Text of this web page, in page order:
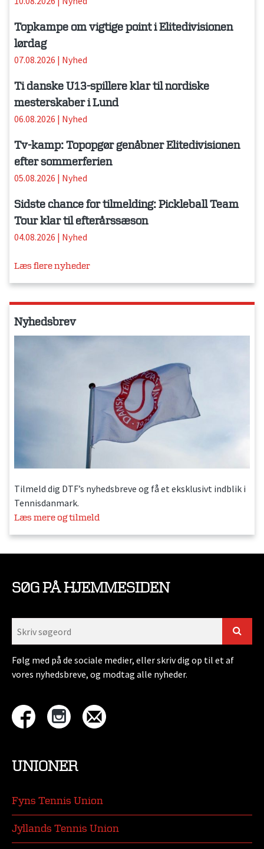
Topkampe om vigtige point i Elitedivisionen
lørdag
07.08.2026 | Nyhed
Ti danske U13-spillere klar til nordiske
mesterskaber i Lund
06.08.2026 | Nyhed
Tv-kamp: Topopgør genåbner Elitedivisionen
efter sommerferien
05.08.2026 | Nyhed
Sidste chance for tilmelding: Pickleball Team
Tour klar til efterårssæson
04.08.2026 | Nyhed
Læs flere nyheder
Nyhedsbrev
Tilmeld dig DTF’s nyhedsbreve og få et eksklusivt indblik i
Tennisdanmark.
Læs mere og tilmeld
SØG PÅ HJEMMESIDEN
Følg med på de sociale medier, eller skriv dig op til et af
vores nyhedsbreve, og modtag alle nyheder.
UNIONER
Fyns Tennis Union
Jyllands Tennis Union